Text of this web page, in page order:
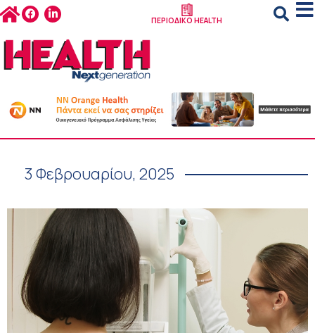
ΠΕΡΙΟΔΙΚΟ HEALTH
3 Φεβρουαρίου, 2025